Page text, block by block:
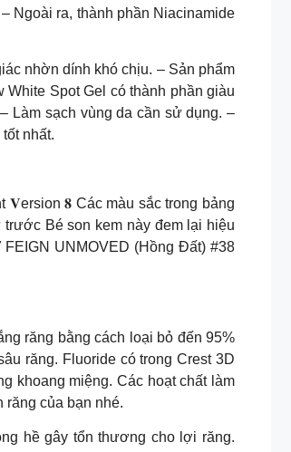
Ngoài ra, thành phần Niacinamide
nhờn dính khó chịu. – Sản phẩm
Spot Gel có thành phần giàu
Làm sạch vùng da cần sử dụng. –
nhất.
𝟖 Các màu sắc trong bảng
trước Bé son kem này đem lại hiệu
UNMOVED (Hồng Đất) #38
răng bằng cách loại bỏ đến 95%
răng. Fluoride có trong Crest 3D
khoang miệng. Các hoạt chất làm
răng của bạn nhé.
hề gây tổn thương cho lợi răng.